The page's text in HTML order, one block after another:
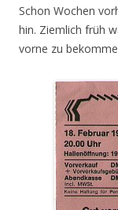
Schon Wochen
hin. Ziemlich früh
vorne zu